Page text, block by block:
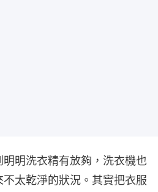
明洗衣精有放夠，洗衣機也
太乾淨的狀況。其實把衣服